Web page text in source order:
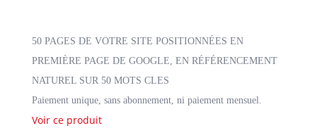
50 PAGES DE VOTRE SITE POSITIONNÉES EN
PREMIÈRE PAGE DE GOOGLE, EN RÉFÉRENCEMENT
NATUREL SUR 50 MOTS CLES
Paiement unique, sans abonnement, ni paiement mensuel.
Voir ce produit